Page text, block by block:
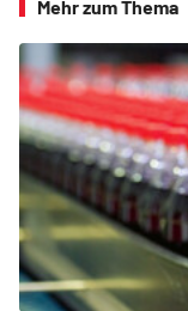
Mehr zum Thema